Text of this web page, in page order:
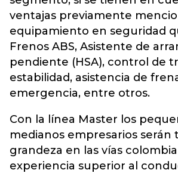
ventajas previamente
equipamiento en seguridad
Frenos ABS, Asistente de
pendiente (HSA), control de
estabilidad, asistencia de
emergencia, entre otros.
Con la línea Master los
medianos empresarios serán
grandeza en las vías
experiencia superior al